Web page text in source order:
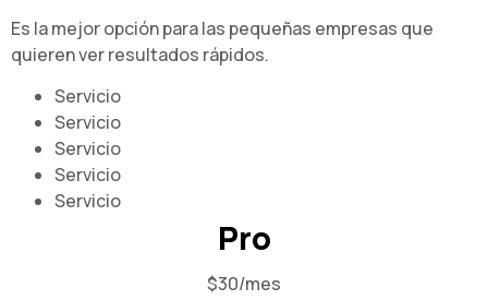
Es la mejor opción para las pequeñas empresas que
quieren ver resultados rápidos.
Servicio
Servicio
Servicio
Servicio
Servicio
Pro
$30/mes